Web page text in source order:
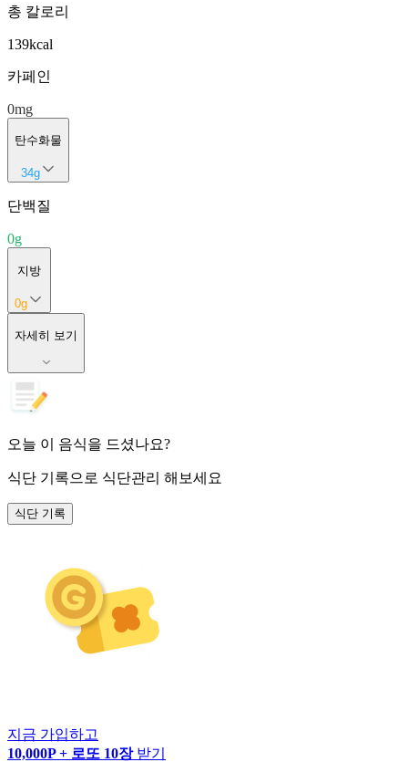
총 칼로리
139kcal
카페인
0mg
탄수화물
34g
단백질
0g
지방
0g
자세히 보기
오늘 이 음식을 드셨나요?
식단 기록으로 식단관리 해보세요
식단 기록
지금 가입하고
10,000P + 로또 10장 받기